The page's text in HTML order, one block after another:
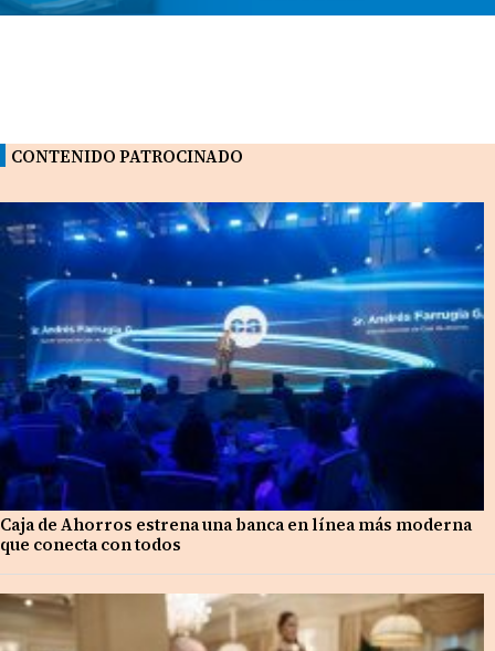
CONTENIDO PATROCINADO
Caja de Ahorros estrena una banca en línea más moderna
que conecta con todos